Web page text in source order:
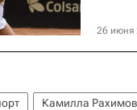
26 июня
Камилла